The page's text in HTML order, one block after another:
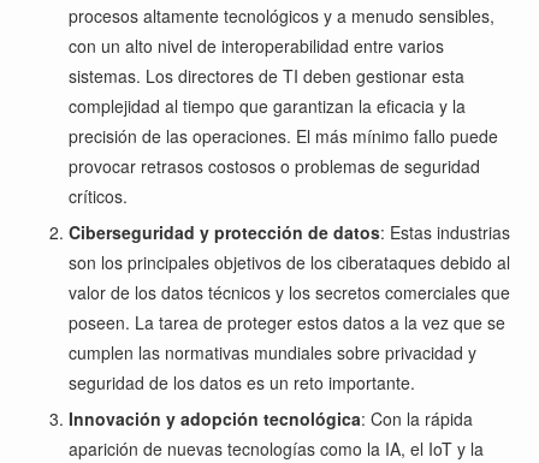
procesos altamente tecnológicos y a menudo sensibles,
con un alto nivel de interoperabilidad entre varios
sistemas. Los directores de TI deben gestionar esta
complejidad al tiempo que garantizan la eficacia y la
precisión de las operaciones. El más mínimo fallo puede
provocar retrasos costosos o problemas de seguridad
críticos.
Ciberseguridad y protección de datos: Estas industrias
son los principales objetivos de los ciberataques debido al
valor de los datos técnicos y los secretos comerciales que
poseen. La tarea de proteger estos datos a la vez que se
cumplen las normativas mundiales sobre privacidad y
seguridad de los datos es un reto importante.
Innovación y adopción tecnológica: Con la rápida
aparición de nuevas tecnologías como la IA, el IoT y la